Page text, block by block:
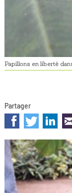
Papillons en liberté
Partager
sur les réseaux